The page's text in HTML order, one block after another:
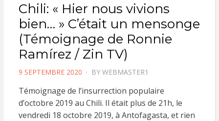
Chili: « Hier nous vivions
bien… » C’était un mensonge
(Témoignage de Ronnie
Ramírez / Zin TV)
POSTED
9 SEPTEMBRE 2020 BY WEBMASTER1
Témoignage de l’insurrection populaire
d’octobre 2019 au Chili. Il était plus de 21h, le
vendredi 18 octobre 2019, à Antofagasta, et rien